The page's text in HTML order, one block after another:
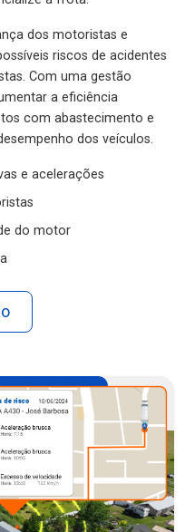
dos motoristas e
riscos de acidentes
Com uma gestão
a eficiência
com abastecimento e
dos veículos.
e acelerações
do motor